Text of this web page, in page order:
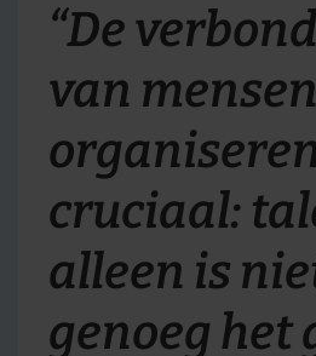
“De
van
cruciaal:
alleen is
genoeg het